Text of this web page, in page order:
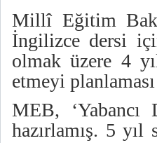
Millî Eğitim
İngilizce dersi
olmak üzere 4
etmeyi
MEB,
hazırlamış. 5